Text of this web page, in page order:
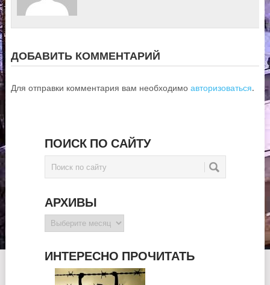
ДОБАВИТЬ КОММЕНТАРИЙ
Для отправки комментария вам необходимо авторизоваться.
ПОИСК ПО САЙТУ
АРХИВЫ
Архивы
ИНТЕРЕСНО ПРОЧИТАТЬ